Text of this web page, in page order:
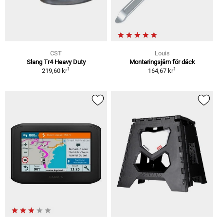
CST
Slang Tr4 Heavy Duty
219,60 kr1
Louis
Monteringsjärn för däck
164,67 kr1